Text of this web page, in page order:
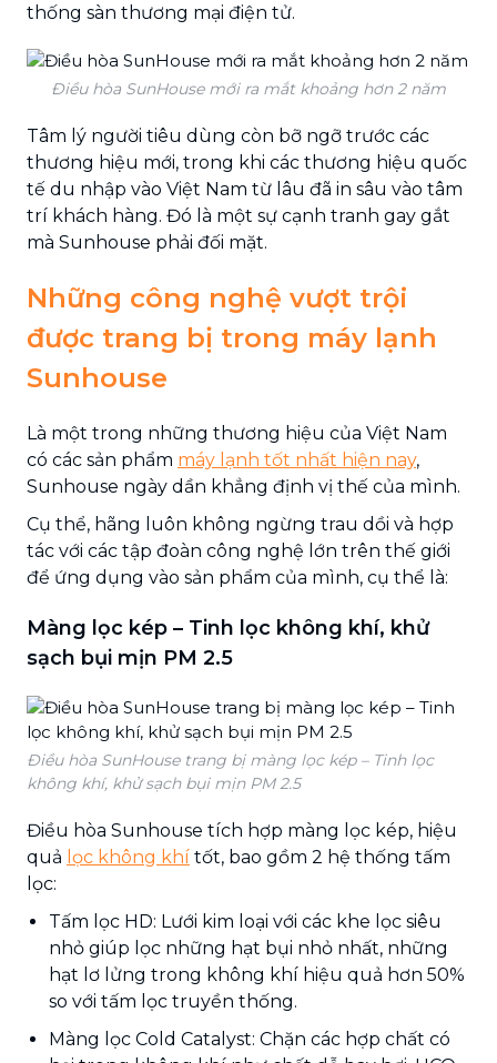
thống sàn thương mại điện tử.
Điều hòa SunHouse mới ra mắt khoảng hơn 2 năm
Tâm lý người tiêu dùng còn bỡ ngỡ trước các
thương hiệu mới, trong khi các thương hiệu quốc
tế du nhập vào Việt Nam từ lâu đã in sâu vào tâm
trí khách hàng. Đó là một sự cạnh tranh gay gắt
mà Sunhouse phải đối mặt.
Những công nghệ vượt trội
được trang bị trong máy lạnh
Sunhouse
Là một trong những thương hiệu của Việt Nam
có các sản phẩm máy lạnh tốt nhất hiện nay,
Sunhouse ngày dần khẳng định vị thế của mình.
Cụ thể, hãng luôn không ngừng trau dồi và hợp
tác với các tập đoàn công nghệ lớn trên thế giới
để ứng dụng vào sản phẩm của mình, cụ thể là:
Màng lọc kép – Tinh lọc không khí, khử
sạch bụi mịn PM 2.5
Điều hòa SunHouse trang bị màng lọc kép – Tinh lọc
không khí, khử sạch bụi mịn PM 2.5
Điều hòa Sunhouse tích hợp màng lọc kép, hiệu
quả lọc không khí tốt, bao gồm 2 hệ thống tấm
lọc:
Tấm lọc HD: Lưới kim loại với các khe lọc siêu
nhỏ giúp lọc những hạt bụi nhỏ nhất, những
hạt lơ lửng trong không khí hiệu quả hơn 50%
so với tấm lọc truyền thống.
Màng lọc Cold Catalyst: Chặn các hợp chất có